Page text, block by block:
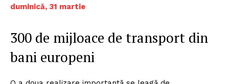
duminică, 31 martie
300 de mijloace de transport din
bani europeni